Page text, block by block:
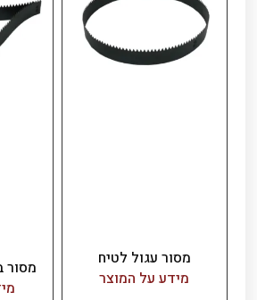
מסור עגול לטיח
מידע על המוצר
מסור